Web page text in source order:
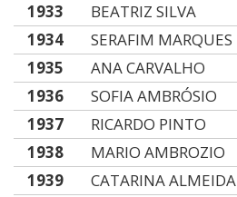
1933
BEATRIZ SILVA
1934
SERAFIM MARQUES
1935
ANA CARVALHO
1936
SOFIA AMBRÓSIO
1937
RICARDO PINTO
1938
MARIO AMBROZIO
1939
CATARINA ALMEIDA